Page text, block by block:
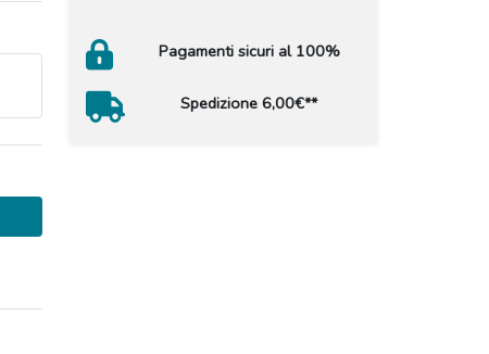
Pagamenti sicuri al 100%
Spedizione 6,00€**